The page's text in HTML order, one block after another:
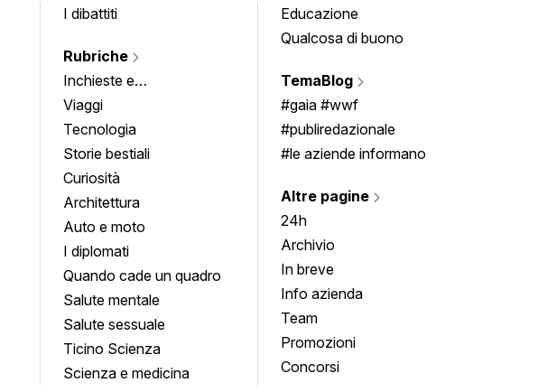
I dibattiti
Rubriche
Inchieste e
approfondimenti
Viaggi
Tecnologia
Storie bestiali
Curiosità
Architettura
Auto e moto
I diplomati
Quando cade un quadro
Salute mentale
Salute sessuale
Ticino Scienza
Scienza e medicina
Educazione
Qualcosa di buono
TemaBlog
#gaia #wwf
#publiredazionale
#le aziende informano
Altre pagine
24h
Archivio
In breve
Info azienda
Team
Promozioni
Concorsi